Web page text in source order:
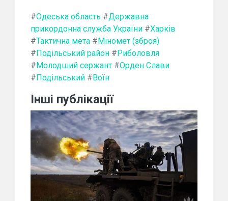
#Одеська область #Державна
прикордонна служба України #Харків
#Тактична мета #Міномет (зброя)
#Подільський район #Риболовля
#Молодший сержант #Орден Слави
#Подільський #Воїн
Інші публікації